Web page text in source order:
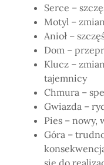
Serce –
Motyl –
Anioł –
Dom –
Klucz –
tajemnicy
Chmura –
Gwiazda –
Pies – nowy,
Góra –
się do